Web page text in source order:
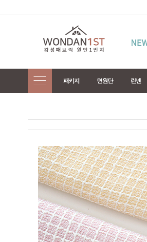
패키지 면원단 린넨